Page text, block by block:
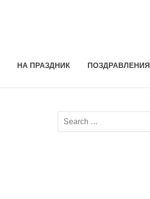
НА ПРАЗДНИК ПОЗДРАВЛЕНИЯ